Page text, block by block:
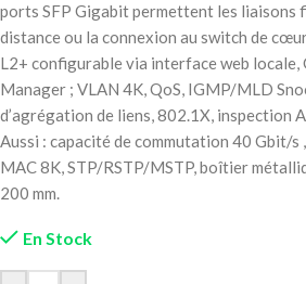
ports SFP Gigabit permettent les liaisons
distance ou la connexion au switch de
L2+ configurable via interface web locale,
Manager ; VLAN 4K, QoS, IGMP/MLD
d’agrégation de liens, 802.1X, inspection
Aussi : capacité de commutation 40 Gbit/s
MAC 8K, STP/RSTP/MSTP, boîtier
200 mm.
En Stock